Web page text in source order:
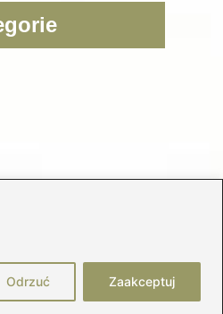
Odrzuć Zaakceptuj